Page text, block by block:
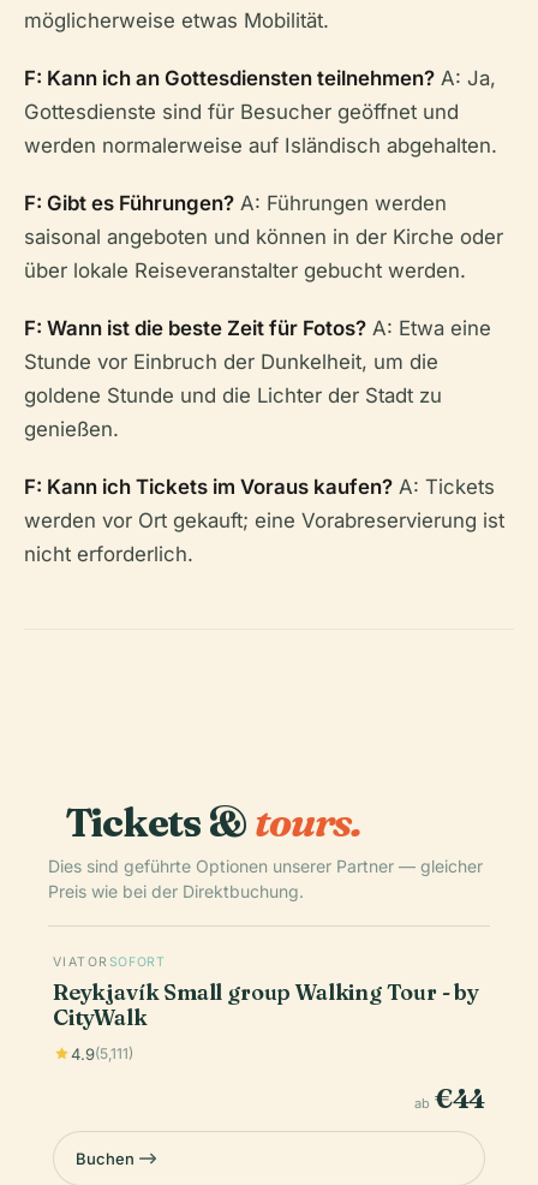
möglicherweise etwas Mobilität.
F: Kann ich an Gottesdiensten teilnehmen? A: Ja,
Gottesdienste sind für Besucher geöffnet und
werden normalerweise auf Isländisch abgehalten.
F: Gibt es Führungen? A: Führungen werden
saisonal angeboten und können in der Kirche oder
über lokale Reiseveranstalter gebucht werden.
F: Wann ist die beste Zeit für Fotos? A: Etwa eine
Stunde vor Einbruch der Dunkelheit, um die
goldene Stunde und die Lichter der Stadt zu
genießen.
F: Kann ich Tickets im Voraus kaufen? A: Tickets
werden vor Ort gekauft; eine Vorabreservierung ist
nicht erforderlich.
Tickets &tours.
Dies sind geführte Optionen unserer Partner — gleicher
Preis wie bei der Direktbuchung.
VIATOR SOFORT
Reykjavík Small group Walking Tour - by
CityWalk
4.9(5,111)
ab €44
Buchen